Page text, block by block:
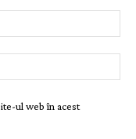
ul web în acest